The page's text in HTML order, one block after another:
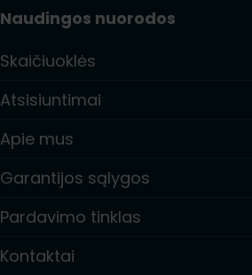
Naudingos nuorodos
Skaičiuoklės
Atsisiuntimai
Apie mus
Garantijos sąlygos
Pardavimo tinklas
Kontaktai